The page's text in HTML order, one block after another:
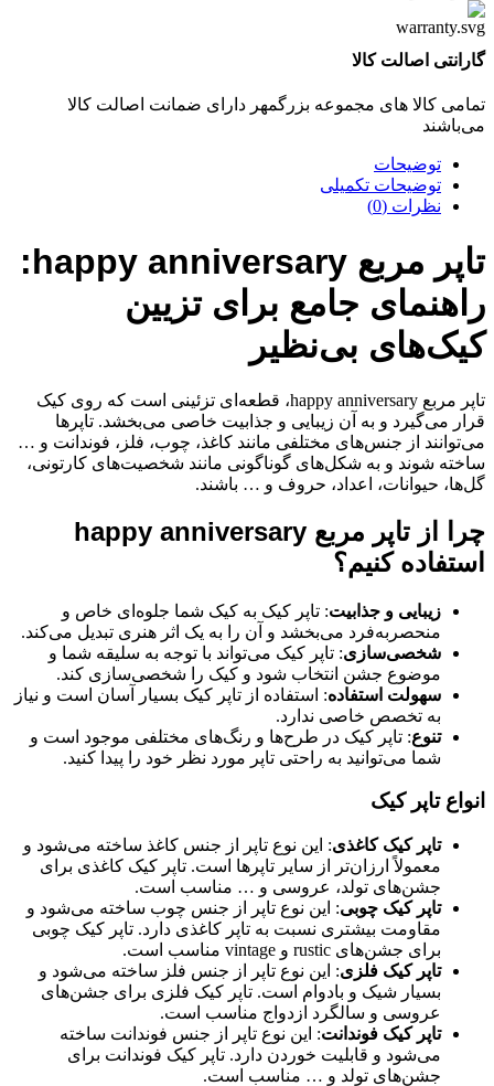
گارانتی اصالت کالا
تمامی کالا های مجموعه بزرگمهر دارای ضمانت اصالت کالا
می‌باشند
توضیحات
توضیحات تکمیلی
نظرات (0)
تاپر مربع happy anniversary:
راهنمای جامع برای تزیین
کیک‌های بی‌نظیر
تاپر مربع happy anniversary، قطعه‌ای تزئینی است که روی کیک
قرار می‌گیرد و به آن زیبایی و جذابیت خاصی می‌بخشد. تاپرها
می‌توانند از جنس‌های مختلفی مانند کاغذ، چوب، فلز، فوندانت و …
ساخته شوند و به شکل‌های گوناگونی مانند شخصیت‌های کارتونی،
گل‌ها، حیوانات، اعداد، حروف و … باشند.
چرا از تاپر مربع happy anniversary
استفاده کنیم؟
زیبایی و جذابیت: تاپر کیک به کیک شما جلوه‌ای خاص و
منحصربه‌فرد می‌بخشد و آن را به یک اثر هنری تبدیل می‌کند.
شخصی‌سازی: تاپر کیک می‌تواند با توجه به سلیقه شما و
موضوع جشن انتخاب شود و کیک را شخصی‌سازی کند.
سهولت استفاده: استفاده از تاپر کیک بسیار آسان است و نیاز
به تخصص خاصی ندارد.
تنوع: تاپر کیک در طرح‌ها و رنگ‌های مختلفی موجود است و
شما می‌توانید به راحتی تاپر مورد نظر خود را پیدا کنید.
انواع تاپر کیک
تاپر کیک کاغذی: این نوع تاپر از جنس کاغذ ساخته می‌شود و
معمولاً ارزان‌تر از سایر تاپرها است. تاپر کیک کاغذی برای
جشن‌های تولد، عروسی و … مناسب است.
تاپر کیک چوبی: این نوع تاپر از جنس چوب ساخته می‌شود و
مقاومت بیشتری نسبت به تاپر کاغذی دارد. تاپر کیک چوبی
برای جشن‌های rustic و vintage مناسب است.
تاپر کیک فلزی: این نوع تاپر از جنس فلز ساخته می‌شود و
بسیار شیک و بادوام است. تاپر کیک فلزی برای جشن‌های
عروسی و سالگرد ازدواج مناسب است.
تاپر کیک فوندانت: این نوع تاپر از جنس فوندانت ساخته
می‌شود و قابلیت خوردن دارد. تاپر کیک فوندانت برای
جشن‌های تولد و … مناسب است.